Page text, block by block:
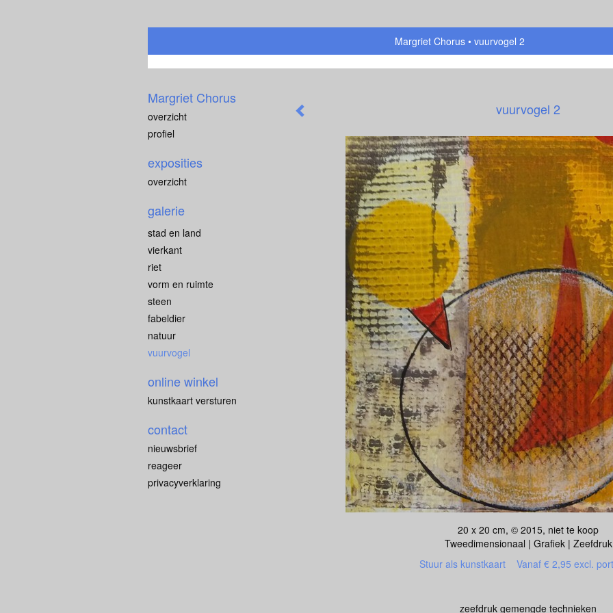
Margriet Chorus vuurvogel 2
vuurvogel 2
20 x 20 cm, © 2015, niet te koop
Tweedimensionaal | Grafiek | Zeefdruk
Stuur als kunstkaart Vanaf € 2,95 excl.
zeefdruk gemengde technieken
Margriet Chorus
overzicht
profiel
exposities
overzicht
galerie
stad en land
vierkant
riet
vorm en ruimte
steen
fabeldier
natuur
vuurvogel
online winkel
kunstkaart versturen
contact
nieuwsbrief
reageer
privacyverklaring